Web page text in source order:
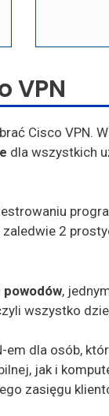
VPN
Cisco VPN.
dla wszystkich
2
powodów,
wszystko
em dla osób,
jak i
zasięgu